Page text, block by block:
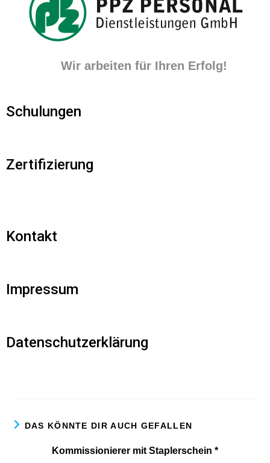
Wir arbeiten für Ihren Erfolg!
Schulungen
Zertifizierung
Kontakt
Impressum
Datenschutzerklärung
DAS KÖNNTE DIR AUCH GEFALLEN
Kommissionierer mit Staplerschein *